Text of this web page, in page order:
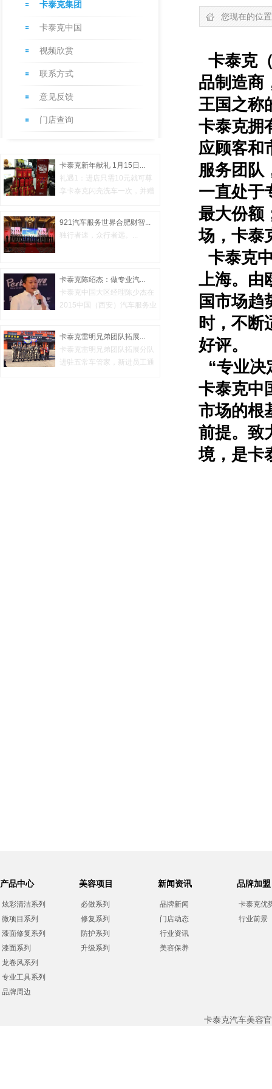
卡泰克集团
卡泰克中国
视频欣赏
联系方式
意见反馈
门店查询
卡泰克新年献礼 1月15日...
礼遇1：进店只需10元就可尊
享卡泰克闪亮洗车一次，并赠
921汽车服务世界合肥财智...
独行者速，众行者远。...
卡泰克陈绍杰：做专业汽...
卡泰克中国大区经理陈少杰在
2015中国（西安）汽车服务业
卡泰克雷明兄弟团队拓展...
卡泰克雷明兄弟团队拓展分队
进驻五常车管家，新进员工通
您现在的位
卡泰克
品制造商
王国之称
卡泰克拥
应顾客和
服务团队
一直处于
最大份额
场，卡泰
卡泰克
上海。由
国市场趋
时，不断
好评。
“专业决
卡泰克中
市场的根
前提。致
境，是卡
产品中心
炫彩清洁系列
微项目系列
漆面修复系列
漆面系列
龙卷风系列
专业工具系列
品牌周边
美容项目
必做系列
修复系列
防护系列
升级系列
新闻资讯
品牌新闻
门店动态
行业资讯
美容保养
品牌加盟
卡泰克优
行业前景
卡泰克汽车美容